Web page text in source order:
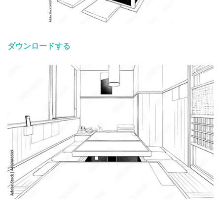
ダウンロードする